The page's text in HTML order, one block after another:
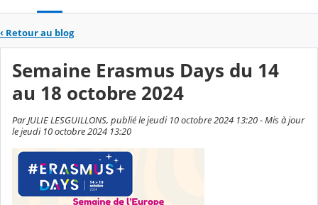
‹ Retour au blog
Semaine Erasmus Days du 14
au 18 octobre 2024
Par JULIE LESGUILLONS, publié le jeudi 10 octobre 2024 13:20 - Mis à jour
le jeudi 10 octobre 2024 13:20